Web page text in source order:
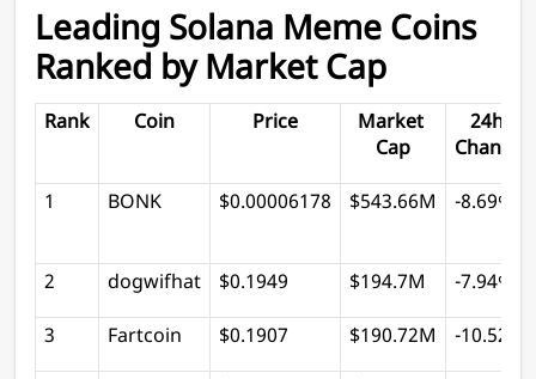
Leading Solana Meme Coins
Ranked by Market Cap
Rank Coin Price
Market
Cap
24h
Change
1 BONK $0.00006178 $543.66M -8.69%
2 dogwifhat $0.1949 $194.7M -7.94%
3 Fartcoin $0.1907 $190.72M -10.52%